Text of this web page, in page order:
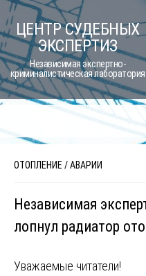
Skip
to
content
ЦЕНТР СУДЕБНЫХ
ЭКСПЕРТИЗ
Независимая экспертно-
криминалистическая лаборатория
ОТОПЛЕНИЕ/АВАРИИ
Независимая
лопнул радиатор
Уважаемые читатели!